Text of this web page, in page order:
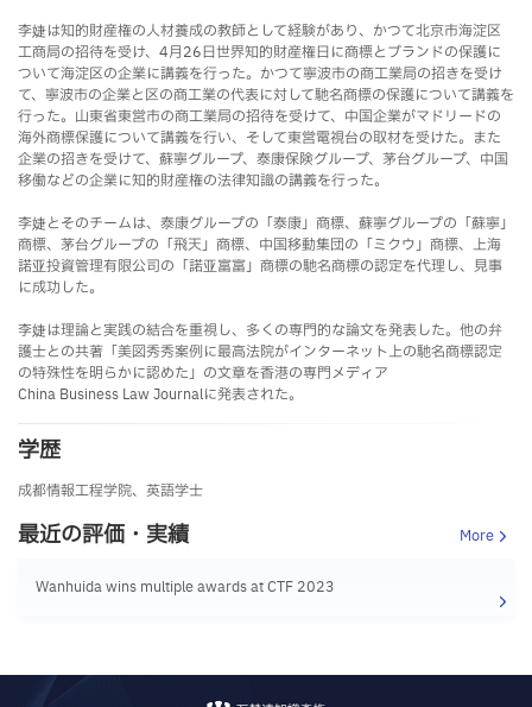
李婕は知的財産権の人材養成の教師として経験があり、かつて北京市海淀区
工商局の招待を受け、4月26日世界知的財産権日に商標とブランドの保護に
ついて海淀区の企業に講義を行った。かつて寧波市の商工業局の招きを受け
て、寧波市の企業と区の商工業の代表に対して馳名商標の保護について講義を
行った。山東省東営市の商工業局の招待を受けて、中国企業がマドリードの
海外商標保護について講義を行い、そして東営電視台の取材を受けた。また
企業の招きを受けて、蘇寧グループ、泰康保険グループ、茅台グループ、中国
移働などの企業に知的財産権の法律知識の講義を行った。
李婕とそのチームは、泰康グループの「泰康」商標、蘇寧グループの「蘇寧」
商標、茅台グループの「飛天」商標、中国移動集団の「ミクウ」商標、上海
諾亚投資管理有限公司の「諾亚富富」商標の馳名商標の認定を代理し、見事
に成功した。
李婕は理論と実践の結合を重視し、多くの専門的な論文を発表した。他の弁
護士との共著「美図秀秀案例に最高法院がインターネット上の馳名商標認定
の特殊性を明らかに認めた」の文章を香港の専門メディア
China Business Law Journalに発表された。
学歴
成都情報工程学院、英語学士
最近の評価・実績 More
Wanhuida wins multiple awards at CTF 2023